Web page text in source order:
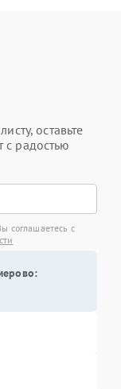
оставьте
радостью
соглашаетесь с